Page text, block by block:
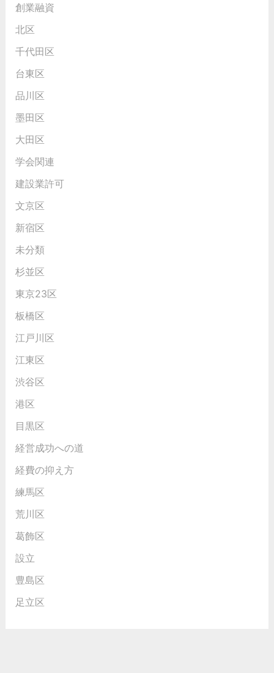
創業融資
北区
千代田区
台東区
品川区
墨田区
大田区
学会関連
建設業許可
文京区
新宿区
未分類
杉並区
東京23区
板橋区
江戸川区
江東区
渋谷区
港区
目黒区
経営成功への道
経費の抑え方
練馬区
荒川区
葛飾区
設立
豊島区
足立区